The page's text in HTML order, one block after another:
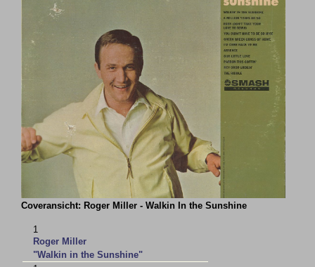
Coveransicht: Roger Miller - Walkin In the Sunshine
1
Roger Miller
"Walkin in the Sunshine"